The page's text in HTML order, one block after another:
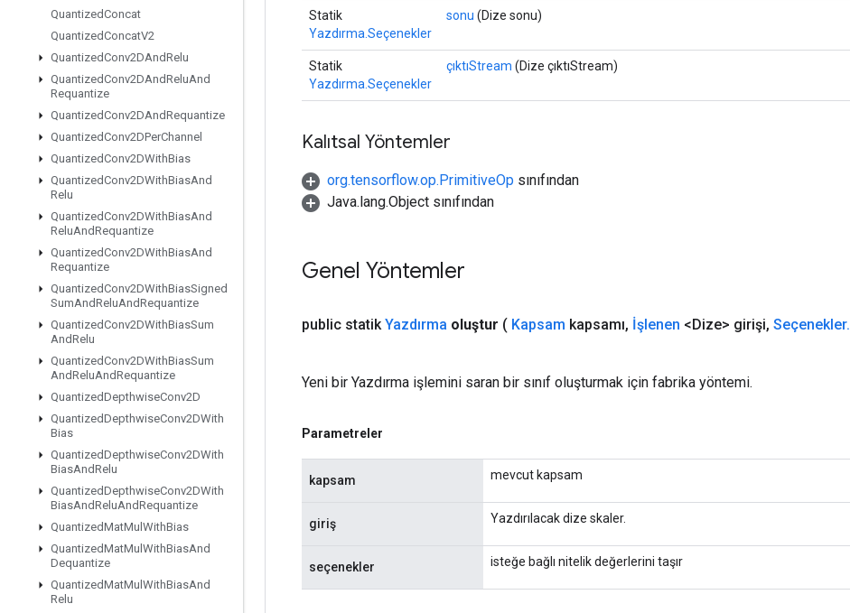
QuantizedConcat
QuantizedConcatV2
QuantizedConv2DAndRelu
QuantizedConv2DAndReluAnd
Requantize
QuantizedConv2DAndRequantize
QuantizedConv2DPerChannel
QuantizedConv2DWithBias
QuantizedConv2DWithBiasAnd
Relu
QuantizedConv2DWithBiasAnd
ReluAndRequantize
QuantizedConv2DWithBiasAnd
Requantize
QuantizedConv2DWithBiasSigned
SumAndReluAndRequantize
QuantizedConv2DWithBiasSum
AndRelu
QuantizedConv2DWithBiasSum
AndReluAndRequantize
QuantizedDepthwiseConv2D
QuantizedDepthwiseConv2DWith
Bias
QuantizedDepthwiseConv2DWith
BiasAndRelu
QuantizedDepthwiseConv2DWith
BiasAndReluAndRequantize
QuantizedMatMul WithBias
QuantizedMatMul WithBiasAnd
Dequantize
QuantizedMatMul WithBiasAnd
Relu
Statik
Yazdırma.Seçenekler
sonu (Dize sonu)
Statik
Yazdırma.Seçenekler
çıktıStream (Dize çıktıStream)
Kalıtsal Yöntemler
org.tensorflow.op.PrimitiveOp sınıfından
Java.lang.Object sınıfından
Genel Yöntemler
public statikYazdırma oluştur ( Kapsam kapsamı, İşlenen <Dize> girişi, Seçenekler.
Yeni bir Yazdırma işlemini saran bir sınıf oluşturmak için fabrika yöntemi.
Parametreler
kapsam mevcut kapsam
giriş Yazdırılacak dize skaler.
seçenekler isteğe bağlı nitelik değerlerini taşır